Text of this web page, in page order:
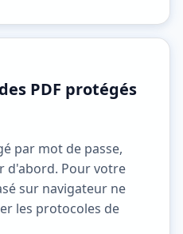
PDF protégés
par mot de passe,
d'abord. Pour votre
sur navigateur ne
les protocoles de